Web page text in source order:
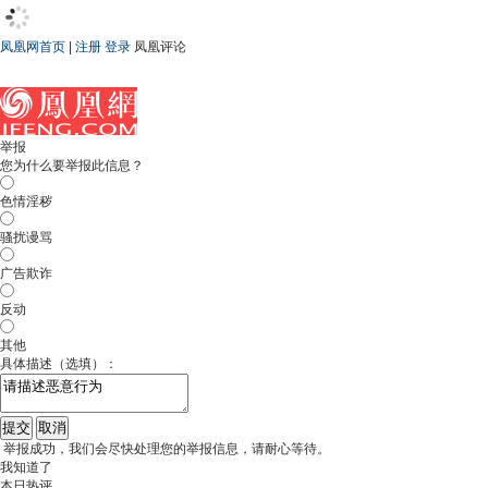
凤凰网首页 注册 登录 凤凰评论
举报
您为什么要举报此信息？
色情淫秽
骚扰谩骂
广告欺诈
反动
其他
具体描述（选填）：
举报成功，我们会尽快处理您的举报信息，请耐心等待。
我知道了